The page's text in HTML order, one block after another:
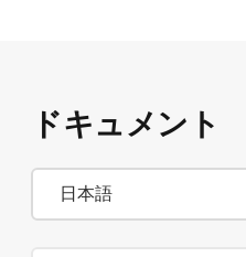
ドキュメント